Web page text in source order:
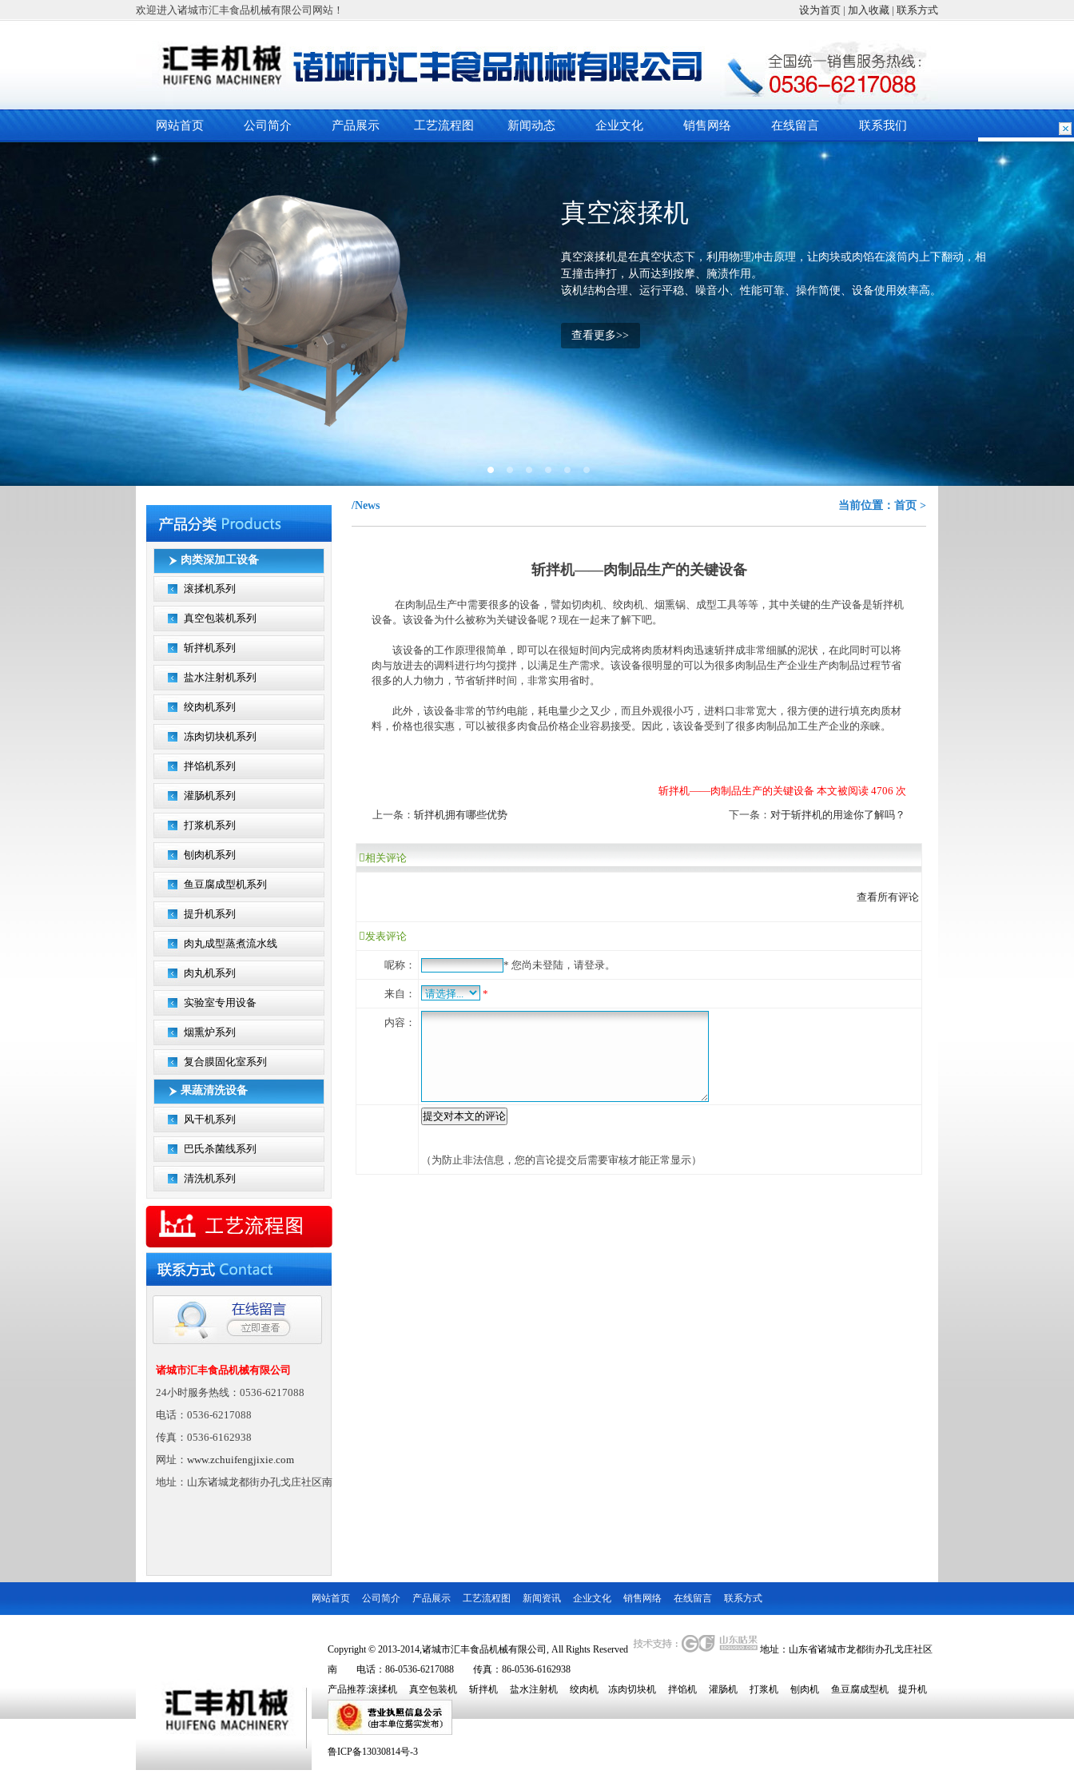
欢迎进入诸城市汇丰食品机械有限公司网站！ 设为首页 | 加入收藏 | 联系方式
网站首页 公司简介 产品展示 工艺流程图 新闻动态 企业文化 销售网络 在线留言 联系我们
真空滚揉机
真空滚揉机是在真空状态下，利用物理冲击原理，让肉块或肉馅在滚筒内上下翻动，相
互撞击摔打，从而达到按摩、腌渍作用。
该机结构合理、运行平稳、噪音小、性能可靠、操作简便、设备使用效率高。
查看更多>>
肉类深加工设备
滚揉机系列
真空包装机系列
斩拌机系列
盐水注射机系列
绞肉机系列
冻肉切块机系列
拌馅机系列
灌肠机系列
打浆机系列
刨肉机系列
鱼豆腐成型机系列
提升机系列
肉丸成型蒸煮流水线
肉丸机系列
实验室专用设备
烟熏炉系列
复合膜固化室系列
果蔬清洗设备
风干机系列
巴氏杀菌线系列
清洗机系列
诸城市汇丰食品机械有限公司
24小时服务热线：0536-6217088
电话：0536-6217088
传真：0536-6162938
网址： www.zchuifengjixie.com
地址：山东诸城龙都街办孔戈庄社区南
当前位置： 首页 >
/News
斩拌机——肉制品生产的关键设备
在肉制品生产中需要很多的设备，譬如切肉机、绞肉机、烟熏锅、成型工具等等，其中关键的生产设备是斩拌机
设备。该设备为什么被称为关键设备呢？现在一起来了解下吧。
该设备的工作原理很简单，即可以在很短时间内完成将肉质材料肉迅速斩拌成非常细腻的泥状，在此同时可以将
肉与放进去的调料进行均匀搅拌，以满足生产需求。该设备很明显的可以为很多肉制品生产企业生产肉制品过程节省
很多的人力物力，节省斩拌时间，非常实用省时。
此外，该设备非常的节约电能，耗电量少之又少，而且外观很小巧，进料口非常宽大，很方便的进行填充肉质材
料，价格也很实惠，可以被很多肉食品价格企业容易接受。因此，该设备受到了很多肉制品加工生产企业的亲睐。
斩拌机——肉制品生产的关键设备 本文被阅读 4706 次
上一条： 斩拌机拥有哪些优势 下一条： 对于斩拌机的用途你了解吗？
相关评论
查看所有评论
发表评论
呢称： * 您尚未登陆，请登录。
来自： *
内容：
（为防止非法信息，您的言论提交后需要审核才能正常显示）
网站首页 公司简介 产品展示 工艺流程图 新闻资讯 企业文化 销售网络 在线留言 联系方式
Copyright © 2013-2014,诸城市汇丰食品机械有限公司, All Rights Reserved
地址：山东省诸城市龙都街办孔戈庄社区
南 电话：86-0536-6217088 传真：86-0536-6162938
产品推荐:滚揉机 真空包装机 斩拌机 盐水注射机 绞肉机 冻肉切块机 拌馅机 灌肠机 打浆机 刨肉机 鱼豆腐成型机 提升机
鲁ICP备13030814号-3